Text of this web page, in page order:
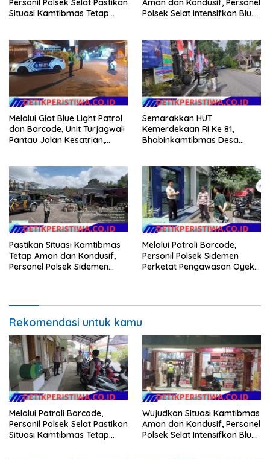
Personil Polsek Selat Pastikan
Situasi Kamtibmas Tetap
Aman dan Kondusif, Personel
Polsek Selat Intensifkan Blue
Melalui Giat Blue Light Patrol
dan Barcode, Unit Turjagwali
Pantau Jalan Kesatrian,
Semarakkan HUT
Kemerdekaan RI Ke 81,
Bhabinkamtibmas Desa
Merah Putih
Pastikan Situasi Kamtibmas
Tetap Aman dan Kondusif,
Personel Polsek Sidemen
Melalui Patroli Barcode,
Personil Polsek Sidemen
Perketat Pengawasan Oyek
Rekomendasi untuk kamu
Melalui Patroli Barcode,
Personil Polsek Selat Pastikan
Situasi Kamtibmas Tetap
Wujudkan Situasi Kamtibmas
Aman dan Kondusif, Personel
Polsek Selat Intensifkan Blue